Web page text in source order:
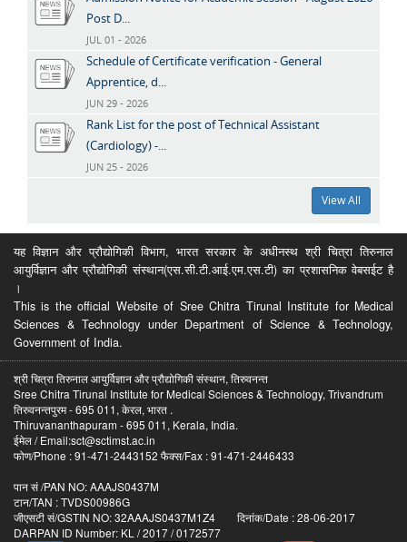
Post D...
JUL 01 - 2026
Schedule of Certificate verification - General
Apprentice, d...
JUN 29 - 2026
Rank List for the post of Technical Assistant
(Cardiology) -...
JUN 25 - 2026
View All
यह विज्ञान और प्रौद्योगिकी विभाग, भारत सरकार के अधीनस्थ श्री चित्रा तिरुनाल
आयुर्विज्ञान और प्रौद्योगिकी संस्थान(एस.सी.टी.आई.एम.एस.टी) का प्रशासनिक वेबसईट है
।
This is the official Website of Sree Chitra Tirunal Institute for Medical
Sciences & Technology under Department of Science & Technology,
Government of India.
श्री चित्रा तिरुनाल आयुर्विज्ञान और प्रौद्योगिकी संस्थान, तिरुवनन्त
Sree Chitra Tirunal Institute for Medical Sciences & Technology, Trivandrum
तिरुवनन्तपुरम - 695 011, केरल, भारत .
Thiruvananthapuram - 695 011, Kerala, India.
ईमेल / Email:sct@sctimst.ac.in
फोण/Phone : 91-471-2443152 फैक्स/Fax : 91-471-2446433
पान सं /PAN NO: AAAJS0437M
टान/TAN : TVDS00986G
जीएसटी सं/GSTIN NO: 32AAAJS0437M1Z4 दिनांक/Date : 28-06-2017
DARPAN ID Number: KL / 2017 / 0172577